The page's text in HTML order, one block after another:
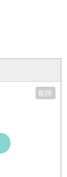
削除